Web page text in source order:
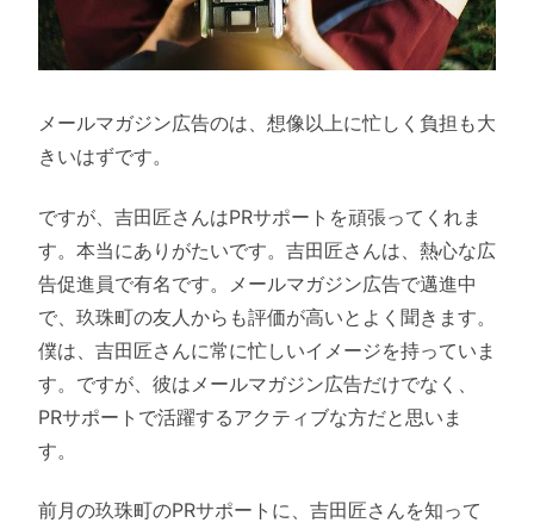
メールマガジン広告のは、想像以上に忙しく負担も大
きいはずです。
ですが、吉田匠さんはPRサポートを頑張ってくれま
す。本当にありがたいです。吉田匠さんは、熱心な広
告促進員で有名です。メールマガジン広告で邁進中
で、玖珠町の友人からも評価が高いとよく聞きます。
僕は、吉田匠さんに常に忙しいイメージを持っていま
す。ですが、彼はメールマガジン広告だけでなく、
PRサポートで活躍するアクティブな方だと思いま
す。
前月の玖珠町のPRサポートに、吉田匠さんを知って